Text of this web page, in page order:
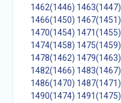
1462(1446) 1463(1447)
1466(1450) 1467(1451)
1470(1454) 1471(1455)
1474(1458) 1475(1459)
1478(1462) 1479(1463)
1482(1466) 1483(1467)
1486(1470) 1487(1471)
1490(1474) 1491(1475)